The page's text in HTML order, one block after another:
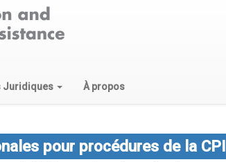
Juridiques À propos
pour procédures de la CPI